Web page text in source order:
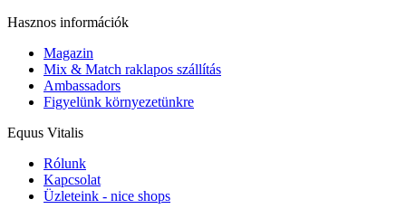
Hasznos információk
Magazin
Mix & Match raklapos szállítás
Ambassadors
Figyelünk környezetünkre
Equus Vitalis
Rólunk
Kapcsolat
Üzleteink - nice shops